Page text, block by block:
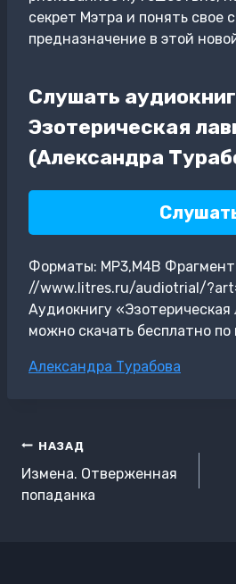
секрет Мэтра и понять свое
предназначение в этой
Слушать
Эзотерическая
(Александра
Форматы: MP3,M4B
//www.litres.ru/audiotrial/
Аудиокнигу «Эзотерическая
можно скачать бесплатно по
Метки
Александра Турабова
Навигация
по
записям
НАЗАД
Измена. Отверженная
попаданка